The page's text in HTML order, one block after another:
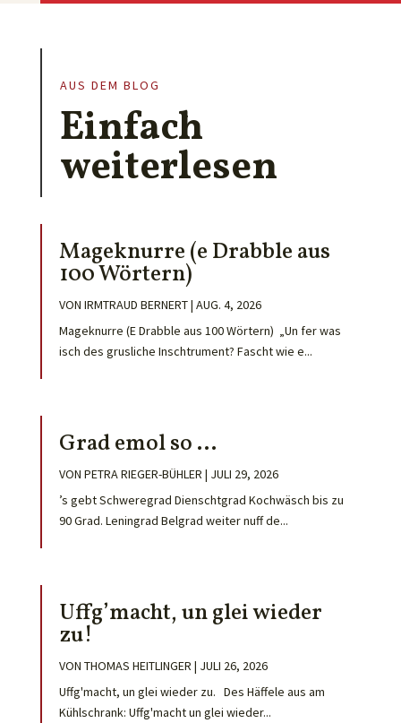
AUS DEM BLOG
Einfach
weiterlesen
Mageknurre (e Drabble aus
100 Wörtern)
VON IRMTRAUD BERNERT| AUG. 4, 2026
Mageknurre (E Drabble aus 100 Wörtern) „Un fer was
isch des grusliche Inschtrument? Fascht wie e...
Grad emol so …
VON PETRA RIEGER-BÜHLER | JULI 29, 2026
’s gebt Schweregrad Dienschtgrad Kochwäsch bis zu
90 Grad. Leningrad Belgrad weiter nuff de...
Uffg’macht, un glei wieder
zu!
VON THOMAS HEITLINGER | JULI 26, 2026
Uffg'macht, un glei wieder zu. Des Häffele aus am
Kühlschrank: Uffg'macht un glei wieder...